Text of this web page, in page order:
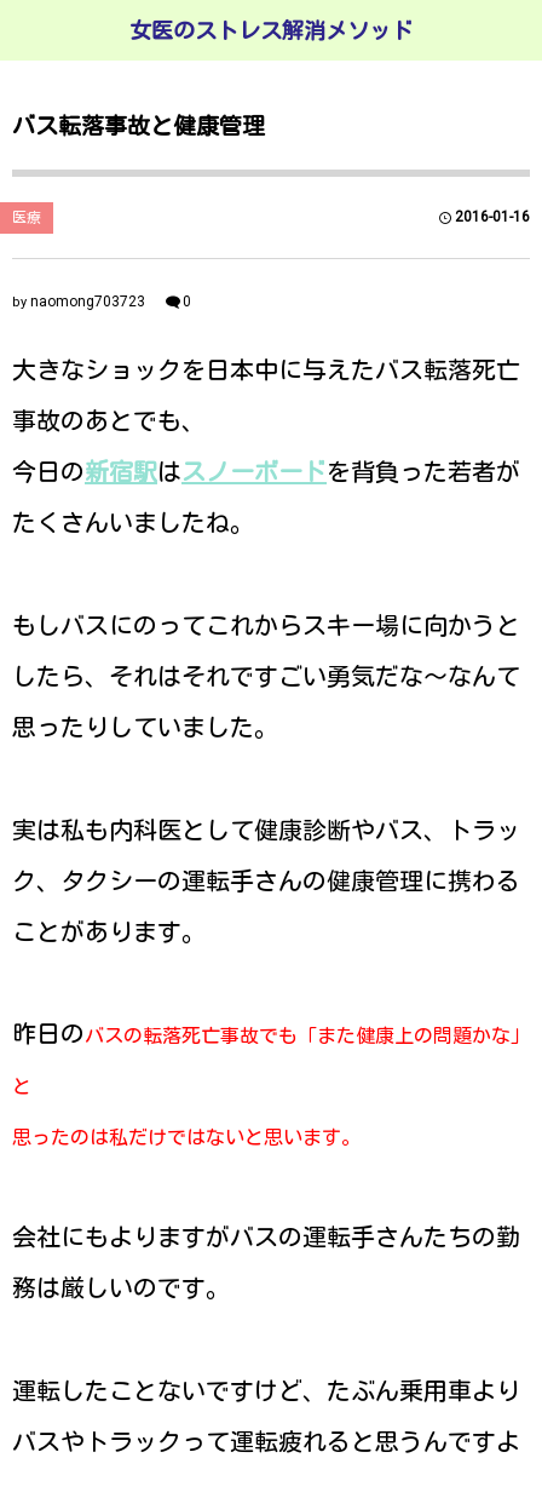
女医のストレス解消メソッド
バス転落事故と健康管理
医療 2016-01-16
by naomong703723 0
大きなショックを日本中に与えたバス転落死亡
事故のあとでも、
今日の新宿駅はスノーボードを背負った若者が
たくさんいましたね。
もしバスにのってこれからスキー場に向かうと
したら、それはそれですごい勇気だな〜なんて
思ったりしていました。
実は私も内科医として健康診断やバス、トラッ
ク、タクシーの運転手さんの健康管理に携わる
ことがあります。
昨日のバスの転落死亡事故でも「また健康上の問題かな」
と
思ったのは私だけではないと思います。
会社にもよりますがバスの運転手さんたちの勤
務は厳しいのです。
運転したことないですけど、たぶん乗用車より
バスやトラックって運転疲れると思うんですよ